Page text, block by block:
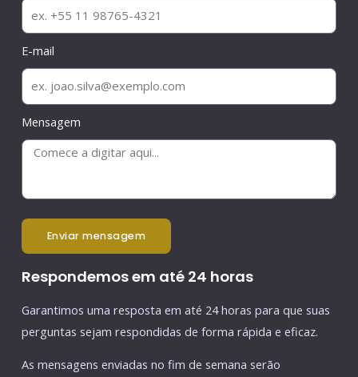
E-mail
Mensagem
enviar mensagem
Respondemos em até 24 horas
Garantimos uma resposta em até 24 horas para que suas
perguntas sejam respondidas de forma rápida e eficaz.
As mensagens enviadas no fim de semana serão